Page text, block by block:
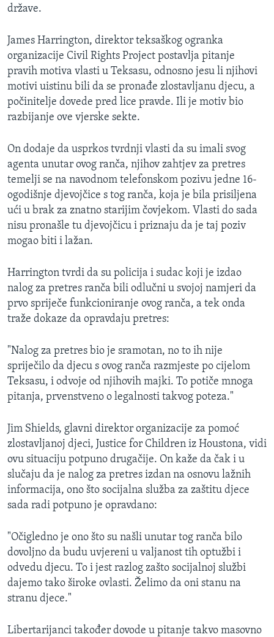
države.
James Harrington, direktor teksaškog ogranka
organizacije Civil Rights Project postavlja pitanje
pravih motiva vlasti u Teksasu, odnosno jesu li njihovi
motivi uistinu bili da se pronađe zlostavljanu djecu, a
počinitelje dovede pred lice pravde. Ili je motiv bio
razbijanje ove vjerske sekte.
On dodaje da usprkos tvrdnji vlasti da su imali svog
agenta unutar ovog ranča, njihov zahtjev za pretres
temelji se na navodnom telefonskom pozivu jedne 16-
ogodišnje djevojčice s tog ranča, koja je bila prisiljena
ući u brak za znatno starijim čovjekom. Vlasti do sada
nisu pronašle tu djevojčicu i priznaju da je taj poziv
mogao biti i lažan.
Harrington tvrdi da su policija i sudac koji je izdao
nalog za pretres ranča bili odlučni u svojoj namjeri da
prvo spriječe funkcioniranje ovog ranča, a tek onda
traže dokaze da opravdaju pretres:
"Nalog za pretres bio je sramotan, no to ih nije
spriječilo da djecu s ovog ranča razmjeste po cijelom
Teksasu, i odvoje od njihovih majki. To potiče mnoga
pitanja, prvenstveno o legalnosti takvog poteza."
Jim Shields, glavni direktor organizacije za pomoć
zlostavljanoj djeci, Justice for Children iz Houstona, vidi
ovu situaciju potpuno drugačije. On kaže da čak i u
slučaju da je nalog za pretres izdan na osnovu lažnih
informacija, ono što socijalna služba za zaštitu djece
sada radi potpuno je opravdano:
"Očigledno je ono što su našli unutar tog ranča bilo
dovoljno da budu uvjereni u valjanost tih optužbi i
odvedu djecu. To i jest razlog zašto socijalnoj službi
dajemo tako široke ovlasti. Želimo da oni stanu na
stranu djece."
Libertarijanci također dovode u pitanje takvo masovno